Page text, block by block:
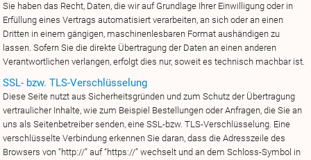
Sie haben das Recht, Daten, die wir auf Grundlage Ihrer Einwilligung oder in
Erfüllung eines Vertrags automatisiert verarbeiten, an sich oder an einen
Dritten in einem gängigen, maschinenlesbaren Format aushändigen zu
lassen. Sofern Sie die direkte Übertragung der Daten an einen anderen
Verantwortlichen verlangen, erfolgt dies nur, soweit es technisch machbar ist.
SSL- bzw. TLS-Verschlüsselung
Diese Seite nutzt aus Sicherheitsgründen und zum Schutz der Übertragung
vertraulicher Inhalte, wie zum Beispiel Bestellungen oder Anfragen, die Sie an
uns als Seitenbetreiber senden, eine SSL-bzw. TLS-Verschlüsselung. Eine
verschlüsselte Verbindung erkennen Sie daran, dass die Adresszeile des
Browsers von “http://” auf “https://” wechselt und an dem Schloss-Symbol in